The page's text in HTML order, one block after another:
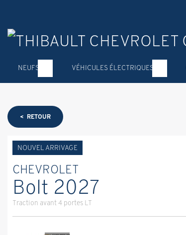
NEUFS VÉHICULES ÉLECTRIQUES
< RETOUR
NOUVEL ARRIVAGE
CHEVROLET
Bolt 2027
Traction avant 4 portes LT